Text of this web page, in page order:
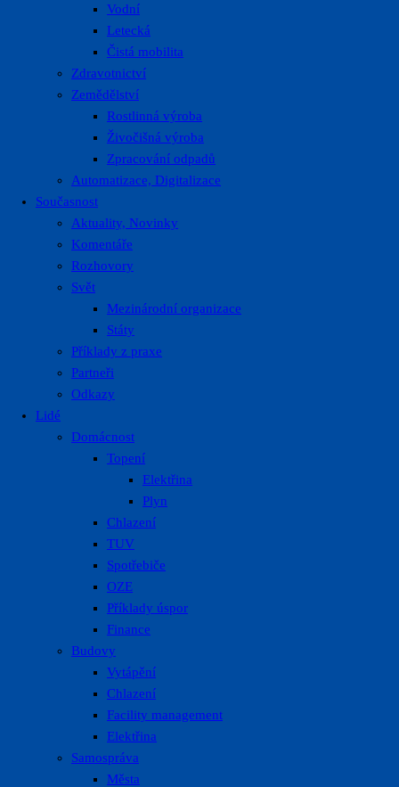
Vodní
Letecká
Čistá mobilita
Zdravotnictví
Zemědělství
Rostlinná výroba
Živočišná výroba
Zpracování odpadů
Automatizace, Digitalizace
Současnost
Aktuality, Novinky
Komentáře
Rozhovory
Svět
Mezinárodní organizace
Státy
Příklady z praxe
Partneři
Odkazy
Lidé
Domácnost
Topení
Elektřina
Plyn
Chlazení
TUV
Spotřebiče
OZE
Příklady úspor
Finance
Budovy
Vytápění
Chlazení
Facility management
Elektřina
Samospráva
Města